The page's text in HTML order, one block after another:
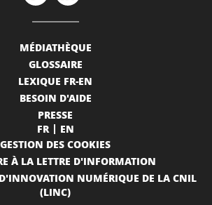
MÉDIATHÈQUE
GLOSSAIRE
LEXIQUE FR-EN
BESOIN D'AIDE
PRESSE
FR
EN
GESTION DES COOKIES
À LA LETTRE D'INFORMATION
NUMÉRIQUE DE LA CNIL
(LINC)